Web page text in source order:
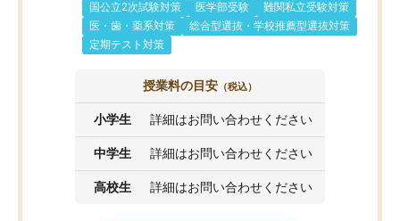
国公立2次試験対策
医学部受験
難関私立受験対策
医・歯・薬系対策
総合型選抜・学校推薦型選抜対策
定期テスト対策
授業料の目安 （税込）
小学生 詳細はお問い合わせください
中学生 詳細はお問い合わせください
高校生 詳細はお問い合わせください